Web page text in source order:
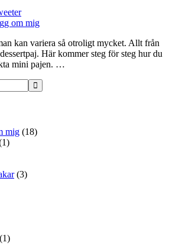
om mig
kan variera så otroligt mycket. Allt från
Här kommer steg för steg hur du
mini pajen. …
mig (18)
(3)
(1)